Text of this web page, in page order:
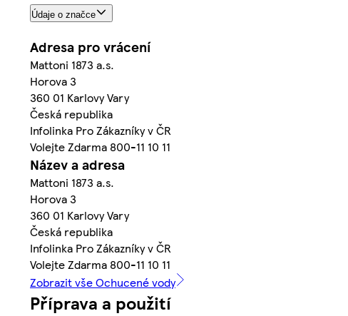
Údaje o značce
Adresa pro vrácení
Mattoni 1873 a.s.
Horova 3
360 01 Karlovy Vary
Česká republika
Infolinka Pro Zákazníky v ČR
Volejte Zdarma 800-11 10 11
Název a adresa
Mattoni 1873 a.s.
Horova 3
360 01 Karlovy Vary
Česká republika
Infolinka Pro Zákazníky v ČR
Volejte Zdarma 800-11 10 11
Zobrazit vše Ochucené vody
Příprava a použití